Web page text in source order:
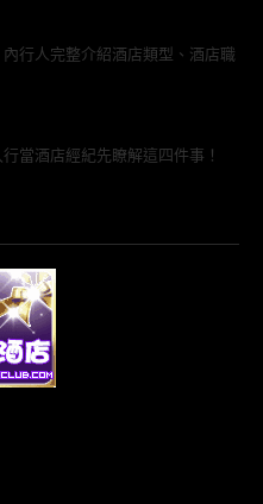
行人完整介紹酒店類型、酒店職
當酒店經紀先瞭解這四件事！